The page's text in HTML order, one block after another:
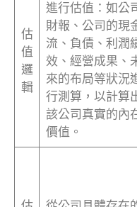
估
值
邏
輯
進行估值：如公
財報、公司的現
流、負債、利潤
效、經營成果、
來的布局等狀況
行測算，以計算
該公司真實的內
價值。